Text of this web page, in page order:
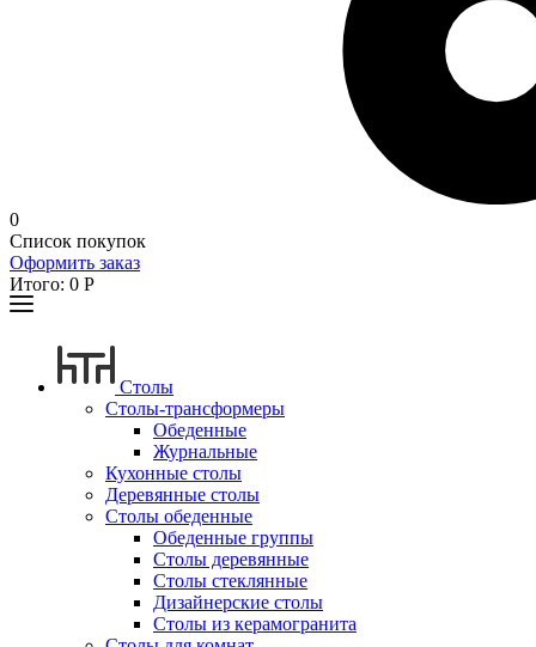
0
Список покупок
Оформить заказ
Итого: 0 Р
Столы
Столы-трансформеры
Обеденные
Журнальные
Кухонные столы
Деревянные столы
Столы обеденные
Обеденные группы
Столы деревянные
Столы стеклянные
Дизайнерские столы
Столы из керамогранита